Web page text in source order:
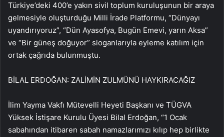
Türkiye’deki 400’e yakın sivil toplum kuruluşunun bir araya
gelmesiyle oluşturduğu Milli İrade Platformu, “Dünyayı
uyandırıyoruz”, “Dün Ayasofya, Bugün Emevi, yarın Aksa”
ve “Bir güneş doğuyor” sloganlarıyla eyleme katılım için
ortak çağrıda bulunmuştu.
BİLAL ERDOĞAN: ZALİMİN ZULMÜNÜ HAYKIRACAĞIZ
İlim Yayma Vakfı Mütevelli Heyeti Başkanı ve TÜGVA
Yüksek İstişare Kurulu Üyesi Bilal Erdoğan, “1 Ocak
sabahından itibaren sabah namazlarımızı kılıp hep birlikte